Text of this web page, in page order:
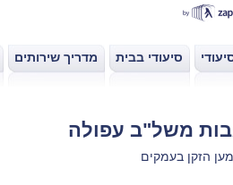
סיעודי בבית מדריך שירותים
משל"ב עפולה
הזקן בעמקים